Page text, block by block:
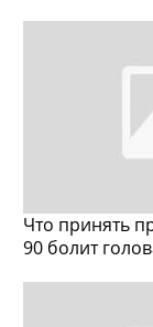
Что принять
90 болит